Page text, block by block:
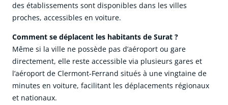
des établissements sont disponibles dans les villes
proches, accessibles en voiture.
Comment se déplacent les habitants de Surat ?
Même si la ville ne possède pas d’aéroport ou gare
directement, elle reste accessible via plusieurs gares et
l’aéroport de Clermont-Ferrand situés à une vingtaine de
minutes en voiture, facilitant les déplacements régionaux
et nationaux.